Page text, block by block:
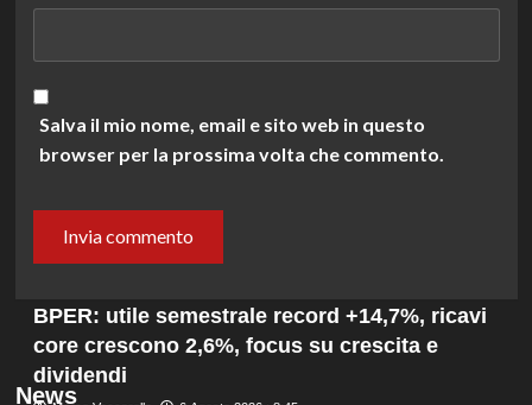
Salva il mio nome, email e sito web in questo
browser per la prossima volta che commento.
News
BPER: utile semestrale record +14,7%, ricavi
core crescono 2,6%, focus su crescita e
dividendi